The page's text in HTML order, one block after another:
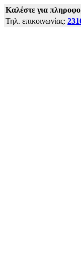
Kαλέστε για
Τηλ. επικοινωνίας: